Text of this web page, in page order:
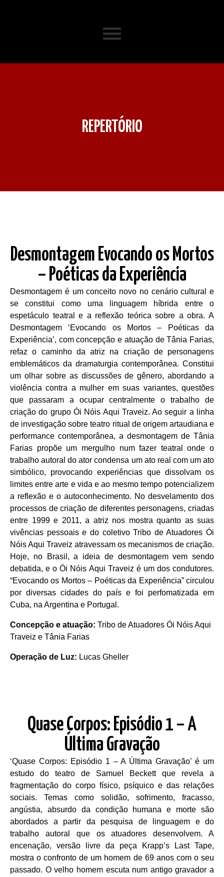
REPERTÓRIO
Desmontagem Evocando os Mortos
– Poéticas da Experiência
Desmontagem é um conceito novo no cenário cultural e
se constitui como uma linguagem híbrida entre o
espetáculo teatral e a reflexão teórica sobre a obra. A
Desmontagem ‘Evocando os Mortos – Poéticas da
Experiência’, com concepção e atuação de Tânia Farias,
refaz o caminho da atriz na criação de personagens
emblemáticos da dramaturgia contemporânea. Constitui
um olhar sobre as discussões de gênero, abordando a
violência contra a mulher em suas variantes, questões
que passaram a ocupar centralmente o trabalho de
criação do grupo Ói Nóis Aqui Traveiz. Ao seguir a linha
de investigação sobre teatro ritual de origem artaudiana e
performance contemporânea, a desmontagem de Tânia
Farias propõe um mergulho num fazer teatral onde o
trabalho autoral do ator condensa um ato real com um ato
simbólico, provocando experiências que dissolvam os
limites entre arte e vida e ao mesmo tempo potencializem
a reflexão e o autoconhecimento. No desvelamento dos
processos de criação de diferentes personagens, criadas
entre 1999 e 2011, a atriz nos mostra quanto as suas
vivências pessoais e do coletivo Tribo de Atuadores Ói
Nóis Aqui Traveiz atravessam os mecanismos de criação.
Hoje, no Brasil, a ideia de desmontagem vem sendo
debatida, e o Ói Nóis Aqui Traveiz é um dos condutores.
“Evocando os Mortos – Poéticas da Experiência” circulou
por diversas cidades do país e foi perfomatizada em
Cuba, na Argentina e Portugal.
Concepção e atuação: Tribo de Atuadores Ói Nóis Aqui
Traveiz e Tânia Farias
Operação de Luz: Lucas Gheller
Quase Corpos: Episódio 1 – A
Última Gravação
‘Quase Corpos: Episódio 1 – A Última Gravação’ é um
estudo do teatro de Samuel Beckett que revela a
fragmentação do corpo físico, psíquico e das relações
sociais. Temas como solidão, sofrimento, fracasso,
angústia, absurdo da condição humana e morte são
abordados a partir da pesquisa de linguagem e do
trabalho autoral que os atuadores desenvolvem. A
encenação, versão livre da peça Krapp’s Last Tape,
mostra o confronto de um homem de 69 anos com o seu
passado. O velho homem escuta num antigo gravador a